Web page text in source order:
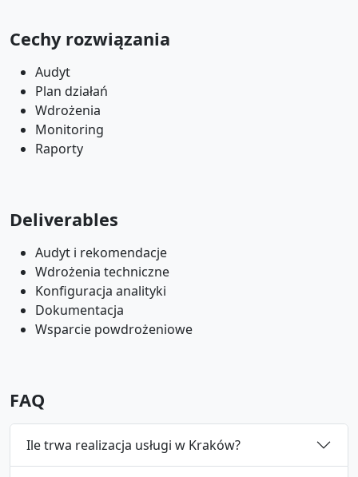
Cechy rozwiązania
Audyt
Plan działań
Wdrożenia
Monitoring
Raporty
Deliverables
Audyt i rekomendacje
Wdrożenia techniczne
Konfiguracja analityki
Dokumentacja
Wsparcie powdrożeniowe
FAQ
Ile trwa realizacja usługi w Kraków?